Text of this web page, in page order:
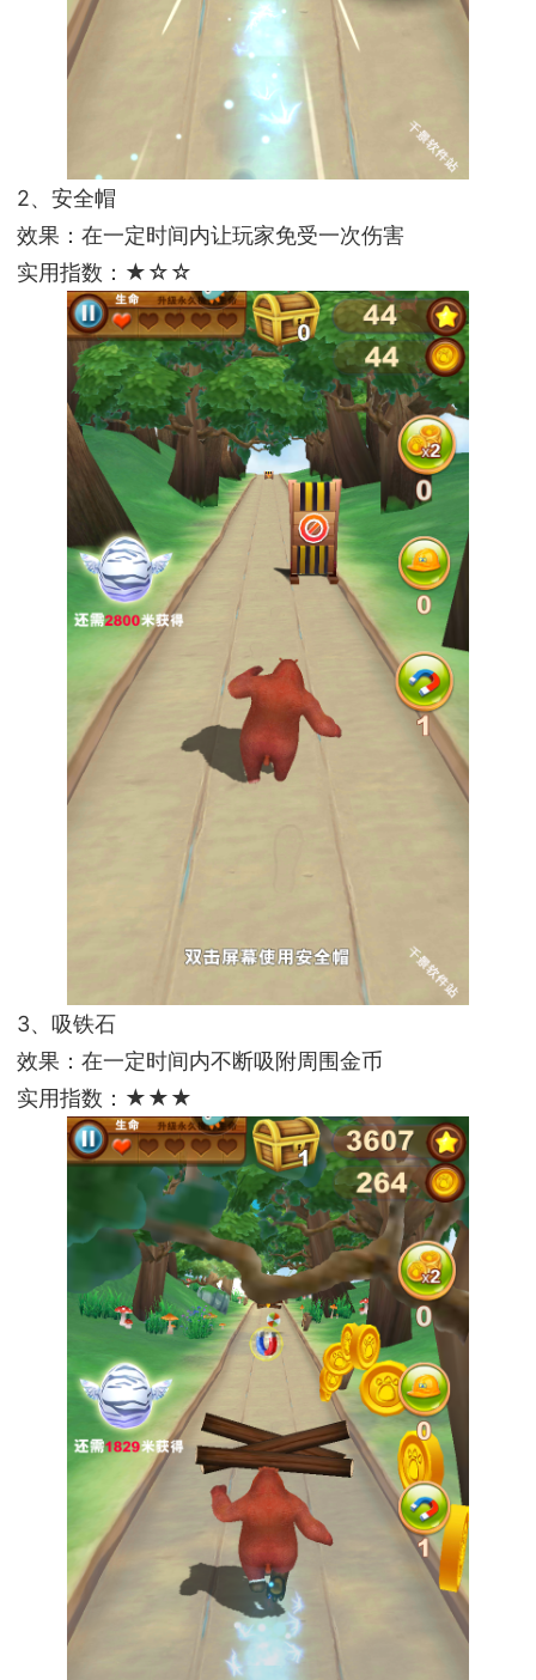
2、安全帽
效果：在一定时间内让玩家免受一次伤害
实用指数：★☆☆
3、吸铁石
效果：在一定时间内不断吸附周围金币
实用指数：★★★